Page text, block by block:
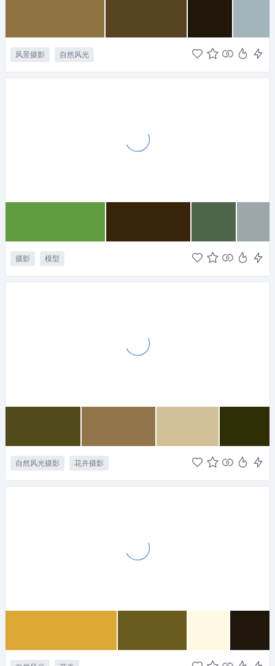
风景摄影 自然风光
摄影 模型
自然风光摄影 花卉摄影